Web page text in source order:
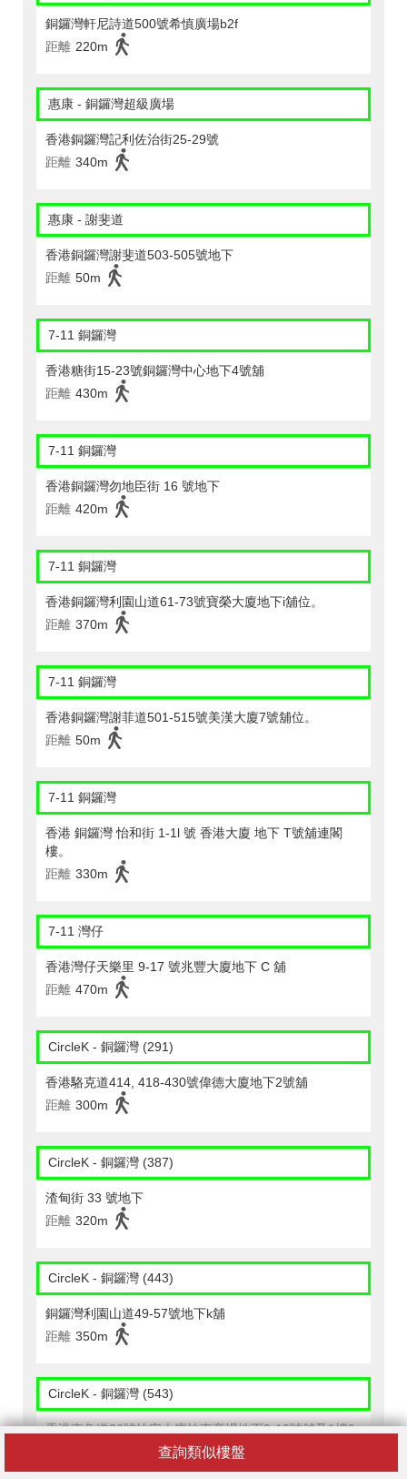
查詢類似樓盤
銅鑼灣軒尼詩道500號希慎廣場b2f
距離 220m
惠康 - 銅鑼灣超級廣場
香港銅鑼灣記利佐治街25-29號
距離 340m
惠康 - 謝斐道
香港銅鑼灣謝斐道503-505號地下
距離 50m
7-11 銅鑼灣
香港糖街15-23號銅鑼灣中心地下4號舖
距離 430m
7-11 銅鑼灣
香港銅鑼灣勿地臣街 16 號地下
距離 420m
7-11 銅鑼灣
香港銅鑼灣利園山道61-73號寶榮大廈地下i舖位。
距離 370m
7-11 銅鑼灣
香港銅鑼灣謝菲道501-515號美漢大廈7號舖位。
距離 50m
7-11 銅鑼灣
香港 銅鑼灣 怡和街 1-1l 號 香港大廈 地下 T號舖連閣
樓。
距離 330m
7-11 灣仔
香港灣仔天樂里 9-17 號兆豐大廈地下 C 舖
距離 470m
CircleK - 銅鑼灣 (291)
香港駱克道414, 418-430號偉德大廈地下2號舖
距離 300m
CircleK - 銅鑼灣 (387)
渣甸街 33 號地下
距離 320m
CircleK - 銅鑼灣 (443)
銅鑼灣利園山道49-57號地下k舖
距離 350m
CircleK - 銅鑼灣 (543)
香港東角道26號怡安大廈怡東商場地下9-12號舖及1樓9-
距離 150m